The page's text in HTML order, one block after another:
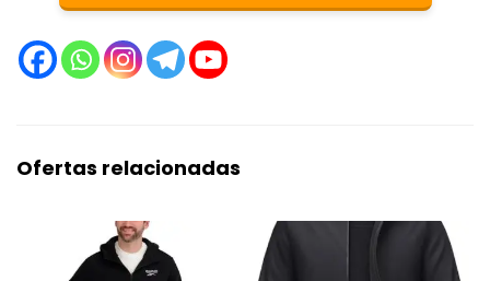
Ofertas relacionadas